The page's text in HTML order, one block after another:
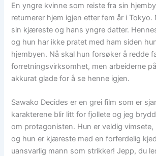
En yngre kvinne som reiste fra sin
returnerer hjem igjen etter fem år i Tokyo.
sin kjæreste og hans yngre datter.
og hun har ikke pratet med ham siden
hjembyen. Nå skal hun forsøker å redde
forretningsvirksomhet, men arbeiderne
akkurat glade for å se henne igjen.
Sawako Decides er en grei film som er
karakterene blir litt for fjollete og jeg
om protagonisten. Hun er veldig vimsete,
og hun er kjæreste med en forferdelig
uansvarlig mann som strikker! Jepp, du